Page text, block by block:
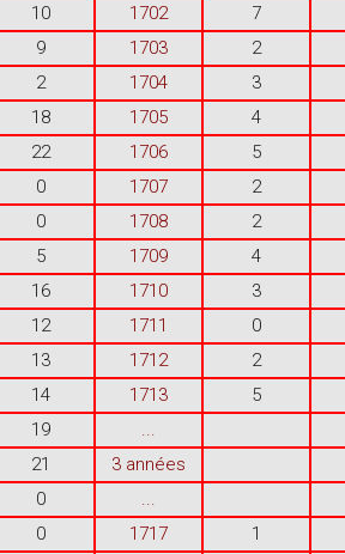
10 1702
7
9 1703
2
2 1704
3
18 1705
4
22 1706
5
0 1707
2
0 1708
2
5 1709
4
16 1710
3
12 1711
0
13 1712
2
14 1713
5
19
21
3 années
0
0 1717
1